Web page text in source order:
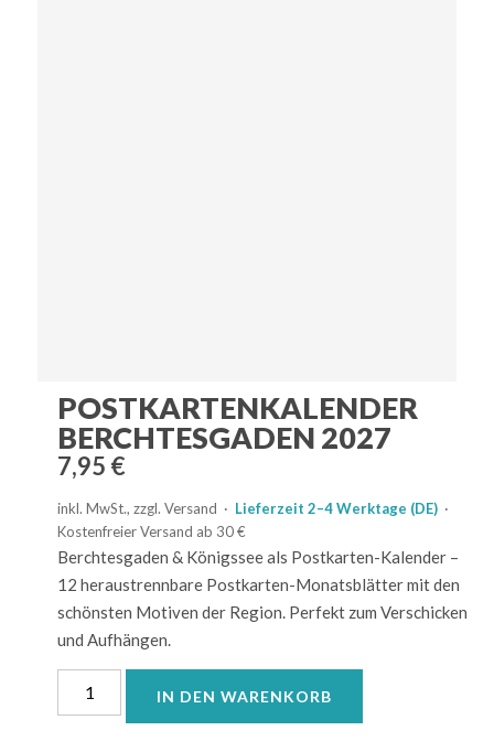
POSTKARTENKALENDER
BERCHTESGADEN 2027
7,95 €
inkl. MwSt., zzgl. Versand · Lieferzeit 2–4 Werktage (DE) ·
Kostenfreier Versand ab 30 €
Berchtesgaden & Königssee als Postkarten-Kalender –
12 heraustrennbare Postkarten-Monatsblätter mit den
schönsten Motiven der Region. Perfekt zum Verschicken
und Aufhängen.
IN DEN WARENKORB